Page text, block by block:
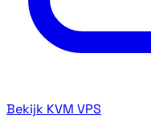
Bekijk KVM VPS